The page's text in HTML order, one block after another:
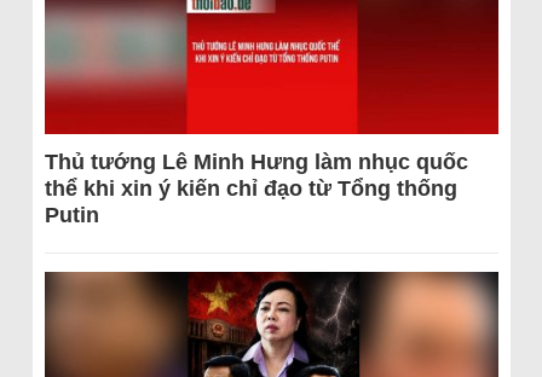
Thủ tướng Lê Minh Hưng làm nhục quốc
thể khi xin ý kiến chỉ đạo từ Tổng thống
Putin